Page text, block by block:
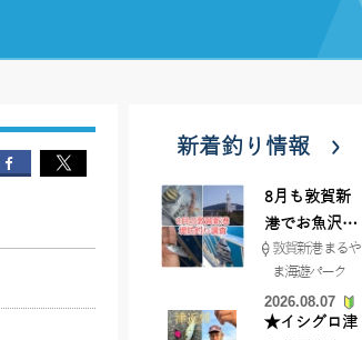
新着釣り情報
8月も敦賀新
港でお魚沢山
♪ イシグロ彦
根店
敦賀新港 まるや
ま海遊パーク
2026.08.07
★イシグロ津